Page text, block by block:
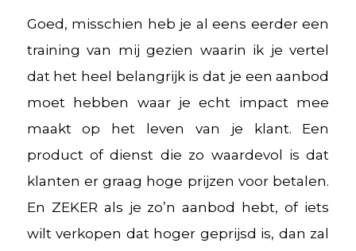
Goed, misschien heb je al eens eerder een
training van mij gezien waarin ik je vertel
dat het heel belangrijk is dat je een aanbod
moet hebben waar je echt impact mee
maakt op het leven van je klant. Een
product of dienst die zo waardevol is dat
klanten er graag hoge prijzen voor betalen.
En ZEKER als je zo’n aanbod hebt, of iets
wilt verkopen dat hoger geprijsd is, dan zal